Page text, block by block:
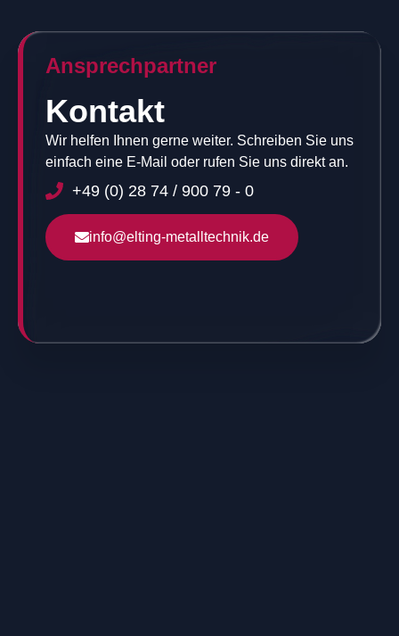
Ansprechpartner​
Kontakt
Wir helfen Ihnen gerne weiter. Schreiben Sie uns
einfach eine E-Mail oder rufen Sie uns direkt an.
+49 (0) 28 74 / 900 79 - 0
info@elting-metalltechnik.de